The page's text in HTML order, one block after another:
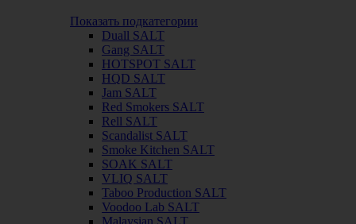
Показать подкатегории
Duall SALT
Gang SALT
HOTSPOT SALT
HQD SALT
Jam SALT
Red Smokers SALT
Rell SALT
Scandalist SALT
Smoke Kitchen SALT
SOAK SALT
VLIQ SALT
Taboo Production SALT
Voodoo Lab SALT
Malaysian SALT